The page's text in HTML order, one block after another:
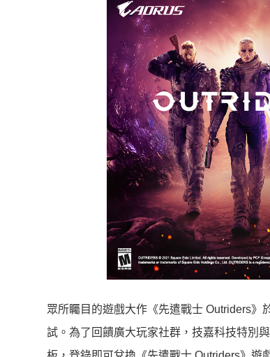
眾所矚目的遊戲大作《先遣戰士 Outriders
試。為了回饋廣大玩家社群，技嘉科技特別